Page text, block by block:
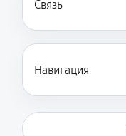
Связь
Навигация